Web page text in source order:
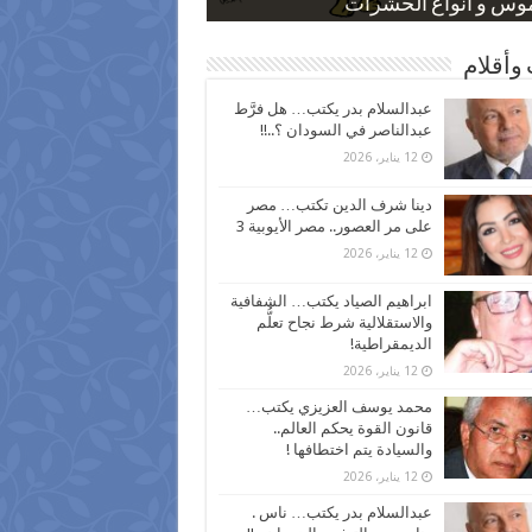
و أنواع الحشرات
بعد ارتفاع الأسعار
نسبة الطلاق في مصر
كاركاتيرية
كاركاتيرية
وأقلام
عبدالسلام بدر يكتب… هل فرَّط
عبدالناصر في السودان ؟..!!
12 يناير، 2026
دينا شرف الدين تكتب… مصر
على مر العصور.. مصر الأيوبية 3
12 يناير، 2026
ابراهيم الصياد يكتب… الشفافية
والاستقلالية شرط نجاح تعلُّم
الديمقراطية!
12 يناير، 2026
محمد يوسف العزيزي يكتب…
قانون القوة يحكم العالم..
والسيادة يتم اختطافها !
12 يناير، 2026
عبدالسلام بدر يكتب… ناس .